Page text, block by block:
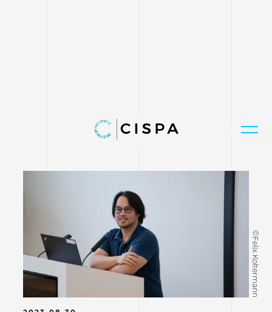
©Felix Koltermann